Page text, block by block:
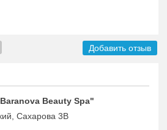
Добавить отзыв
Beauty Spa"
Сахарова 3В